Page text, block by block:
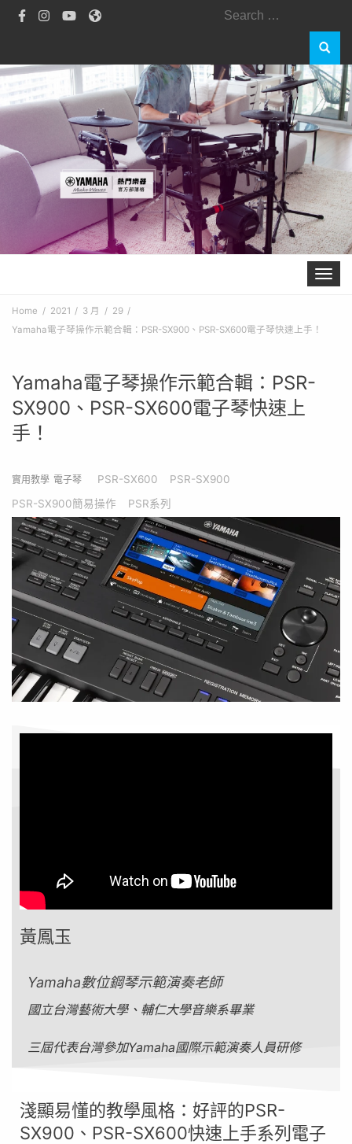
Toggle
Home 2021 3 月
29
Yamaha電子琴操作示範合輯：PSR-SX900、PSR-SX600電子琴快速上手！
Yamaha電子琴操作示範合輯：PSR-
SX900、PSR-SX600電子琴快速上
手！
實用教學 電子琴 PSR-SX600
PSR-SX900
PSR-SX900簡易操作
PSR系列
黃鳳玉
Yamaha數位鋼琴示範演奏老師
國立台灣藝術大學、輔仁大學音樂系畢業
三屆代表台灣參加Yamaha國際示範演奏人員研修
淺顯易懂的教學風格：好評的PSR-
SX900、PSR-SX600快速上手系列電子